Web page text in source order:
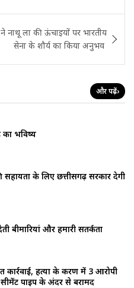
नाथू ला की ऊंचाइयों पर भारतीय
सेना के शौर्य का किया अनुभव
और पढ़ें›
भविष्य
सहायता के लिए छत्तीसगढ़ सरकार देगी
बीमारियां और हमारी सतर्कता
हत्या के प्रकरण में 3 आरोपी
पाइप के अंदर से बरामद